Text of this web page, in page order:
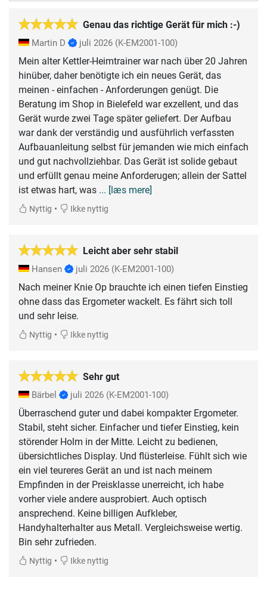
Genau das richtige Gerät für mich :-)
Martin D juli 2026 (K-EM2001-100)
Mein alter Kettler-Heimtrainer war nach über 20 Jahren
hinüber, daher benötigte ich ein neues Gerät, das
meinen - einfachen - Anforderungen genügt. Die
Beratung im Shop in Bielefeld war exzellent, und das
Gerät wurde zwei Tage später geliefert. Der Aufbau
war dank der verständig und ausführlich verfassten
Aufbauanleitung selbst für jemanden wie mich einfach
und gut nachvollziehbar. Das Gerät ist solide gebaut
und erfüllt genau meine Anforderugen; allein der Sattel
ist etwas hart, was ... [læs mere]
Nyttig • Ikke nyttig
Leicht aber sehr stabil
Hansen juli 2026 (K-EM2001-100)
Nach meiner Knie Op brauchte ich einen tiefen Einstieg
ohne dass das Ergometer wackelt. Es fährt sich toll
und sehr leise.
Nyttig • Ikke nyttig
Sehr gut
Bärbel juli 2026 (K-EM2001-100)
Überraschend guter und dabei kompakter Ergometer.
Stabil, steht sicher. Einfacher und tiefer Einstieg, kein
störender Holm in der Mitte. Leicht zu bedienen,
übersichtliches Display. Und flüsterleise. Fühlt sich wie
ein viel teureres Gerät an und ist nach meinem
Empfinden in der Preisklasse unerreicht, ich habe
vorher viele andere ausprobiert. Auch optisch
ansprechend. Keine billigen Aufkleber,
Handyhalterhalter aus Metall. Vergleichsweise wertig.
Bin sehr zufrieden.
Nyttig • Ikke nyttig